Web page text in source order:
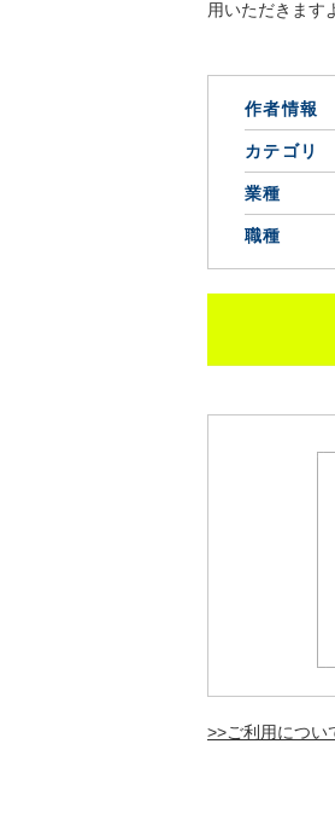
用いただきます
作者情報
カテゴリ
業種
職種
>>ご利用につい